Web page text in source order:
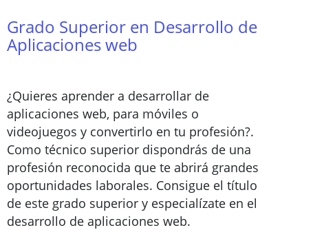
Grado Superior en Desarrollo de
Aplicaciones web
¿Quieres aprender a desarrollar de
aplicaciones web, para móviles o
videojuegos y convertirlo en tu profesión?.
Como técnico superior dispondrás de una
profesión reconocida que te abrirá grandes
oportunidades laborales. Consigue el título
de este grado superior y especialízate en el
desarrollo de aplicaciones web.